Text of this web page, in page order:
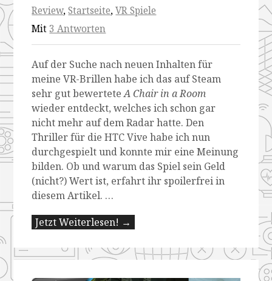
Review,Startseite,VR Spiele
Mit3 Antworten
Auf der Suche nach neuen Inhalten für
meine VR-Brillen habe ich das auf Steam
sehr gut bewerteteA Chair in a Room
wieder entdeckt, welches ich schon gar
nicht mehr auf dem Radar hatte. Den
Thriller für die HTC Vive habe ich nun
durchgespielt und konnte mir eine Meinung
bilden. Ob und warum das Spiel sein Geld
(nicht?) Wert ist, erfahrt ihr spoilerfrei in
diesem Artikel. …
Jetzt Weiterlesen! →